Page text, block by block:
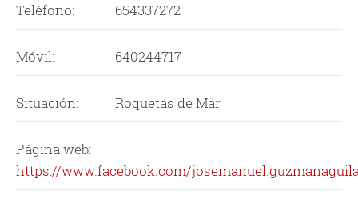
Teléfono: 654337272
Móvil: 640244717
Situación: Roquetas de Mar
Página web:
https://www.facebook.com/